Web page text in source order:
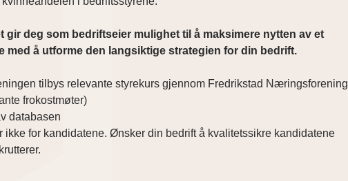
gir deg som bedriftseier mulighet til å maksimere nytten av et
med å utforme den langsiktige strategien for din bedrift.
tilbys relevante styrekurs gjennom Fredrikstad Næringsforening
frokostmøter)
databasen
for kandidatene. Ønsker din bedrift å kvalitetssikre kandidatene